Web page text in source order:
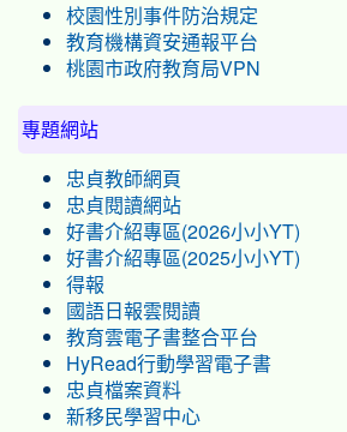
校園性別事件防治規定
教育機構資安通報平台
桃園市政府教育局VPN
專題網站
忠貞教師網頁
忠貞閱讀網站
好書介紹專區(2026小小YT)
好書介紹專區(2025小小YT)
得報
國語日報雲閱讀
教育雲電子書整合平台
HyRead行動學習電子書
忠貞檔案資料
新移民學習中心